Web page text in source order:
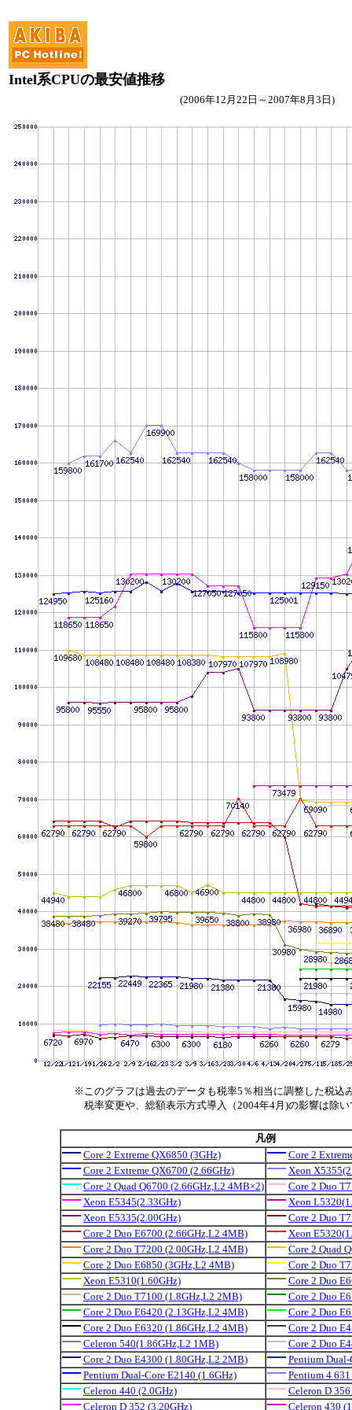
Intel系CPUの最安値推移
(2006年12月22日～2007年8月3日)
※このグラフは過去のデータも税率5％相当に調整した税込
税率変更や、総額表示方式導入（2004年4月)の影響は除い
凡例
Core 2 Extreme QX6850 (3GHz)
Core 2
Core 2 Extreme QX6700 (2.66GHz)
Xeon
Core 2 Quad Q6700 (2.66GHz,L2 4MB×2)
Core 2 Duo
Xeon E5345(2.33GHz)
Xeon
Xeon E5335(2.00GHz)
Core 2 Duo
Core 2 Duo E6700 (2.66GHz,L2 4MB)
Xeon
Core 2 Duo T7200 (2.00GHz,L2 4MB)
Core 2 Quad
Core 2 Duo E6850 (3GHz,L2 4MB)
Core 2 Duo
Xeon E5310(1.60GHz)
Core 2 Duo
Core 2 Duo T7100 (1.8GHz,L2 2MB)
Core 2 Duo
Core 2 Duo E6420 (2.13GHz,L2 4MB)
Core 2 Duo
Core 2 Duo E6320 (1.86GHz,L2 4MB)
Core 2 Duo
Celeron 540(1.86GHz,L2 1MB)
Core 2 Duo
Core 2 Duo E4300 (1.80GHz,L2 2MB)
Pentium
Pentium Dual-Core E2140 (1.6GHz)
Pentium 4
Celeron 440 (2.0GHz)
Celeron D
Celeron D 352 (3.20GHz)
Celeron 430